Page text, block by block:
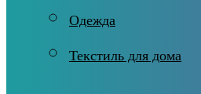
Одежда
Текстиль для дома